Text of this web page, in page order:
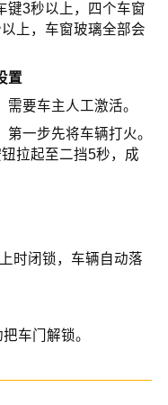
键3秒以上，四个车窗
上，车窗玻璃全部会
置
要车主人工激活。
一步先将车辆打火。
拉起至二挡5秒，成
时闭锁，车辆自动落
车门解锁。